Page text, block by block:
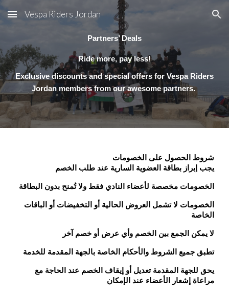
Skip to main content Skip to navigation
Vespa Riders Jordan
Partners’ Deals
Ride more, pay less!
Exclusive discounts and special offers for Vespa Riders
Jordan members from our awesome partners.
شروط الحصول على الخصومات
يجب إبراز بطاقة العضوية السارية عند طلب الخصم
الخصومات مخصصة لأعضاء النادي فقط ولا تُمنح بدون البطاقة
الخصومات لا تشمل العروض الحالية أو التخفيضات أو الباقات
الخاصة
لا يمكن الجمع بين الخصم وأي عرض أو خصم آخر
تطبق جميع الشروط والأحكام الخاصة بالجهة المقدمة للخدمة
يحق للجهة المقدمة تعديل أو إيقاف الخصم عند الحاجة مع
مراعاة إشعار الأعضاء عند الإمكان